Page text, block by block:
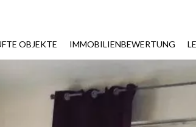
OBJEKTE IMMOBILIENBEWERTUNG